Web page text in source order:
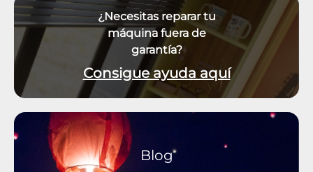
Desktops ThinkCentre
Workstations ThinkStation
Lenovo Smart
Sistemas Operativos, Software y Desarrollo
Accesorios
Novedades y Eventos Especiales
Preguntas Generales
Data Center
¿Necesitas reparar tu
máquina fuera de
garantía?
Consigue ayuda aquí
Blog